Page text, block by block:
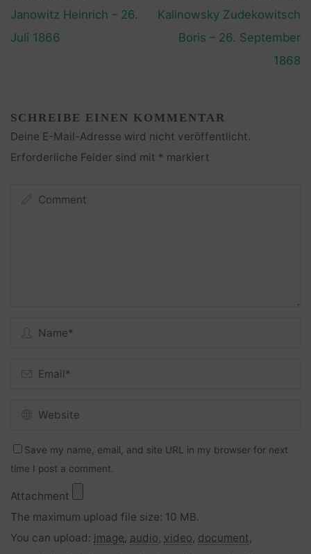
Janowitz Heinrich – 26.
Juli 1866
Kalinowsky Zudekowitsch
Boris – 26. September
1868
SCHREIBE EINEN KOMMENTAR
Deine E-Mail-Adresse wird nicht veröffentlicht.
Erforderliche Felder sind mit * markiert
Save my name, email, and site URL in my browser for next
time I post a comment.
Attachment
The maximum upload file size: 10 MB.
You can upload: image, audio, video, document,